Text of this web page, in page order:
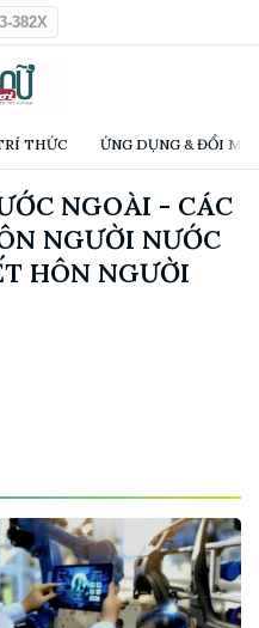
382X
THỨC ỨNG DỤNG & ĐỔI
NGOÀI - CÁC
NGƯỜI NƯỚC
HÔN NGƯỜI